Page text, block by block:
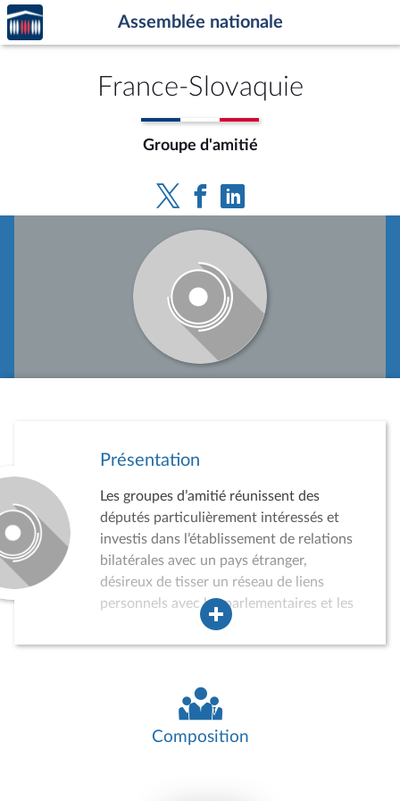
Aller au contenu
Aller en bas de la page
Accèder
à la
page
Assemblée nationale
France-Slovaquie
Groupe d'amitié
Présentation
Les groupes d’amitié réunissent des
députés particulièrement intéressés et
investis dans l’établissement de relations
bilatérales avec un pays étranger,
désireux de tisser un réseau de liens
personnels avec les parlementaires et les
acteurs de la vie politique, économique,
sociale et culturelle du pays concerné.
peuvent conduire des auditions,
participer à divers événements, recevoir
des délégations de parlementaires
Composition